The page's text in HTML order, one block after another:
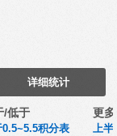
详细统计
/低于
0.5~5.5积分表
更多
上